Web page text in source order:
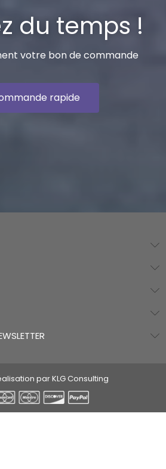
du temps !
votre bon de commande
rapide
par KLG Consulting